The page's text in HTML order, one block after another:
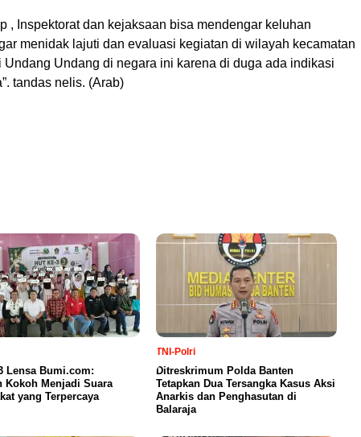
, Inspektorat dan kejaksaan bisa mendengar keluhan
menidak lajuti dan evaluasi kegiatan di wilayah kecamatan
Undang Undang di negara ini karena di duga ada indikasi
tandas nelis. (Arab)
Lensa Bumi.com:
Kokoh Menjadi Suara
yang Terpercaya
TNI-Polri
Ditreskrimum Polda Banten
Tetapkan Dua Tersangka Kasus Aksi
Anarkis dan Penghasutan di
Balaraja